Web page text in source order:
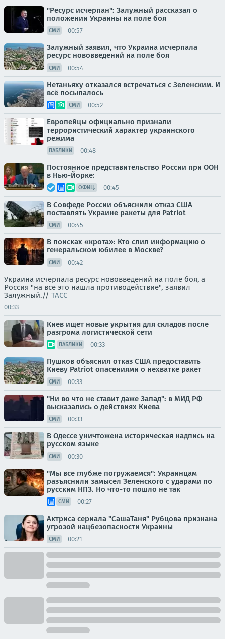
"Ресурс исчерпан": Залужный рассказал о
положении Украины на поле боя
СМИ 00:57
Залужный заявил, что Украина исчерпала
ресурс нововведений на поле боя
СМИ 00:54
Нетаньяху отказался встречаться с Зеленским. И
всё посыпалось
СМИ 00:52
Европейцы официально признали
террористический характер украинского
режима
ПАБЛИКИ 00:48
Постоянное представительство России при ООН
в Нью-Йорке:
ОФИЦ. 00:45
В Совфеде России объяснили отказ США
поставлять Украине ракеты для Patriot
СМИ 00:45
В поисках «крота»: Кто слил информацию о
генеральском юбилее в Москве?
СМИ 00:42
Украина исчерпала ресурс нововведений на поле боя, а
Россия "на все это нашла противодействие", заявил
Залужный.// ТАСС
00:33
Киев ищет новые укрытия для складов после
разгрома логистической сети
ПАБЛИКИ 00:33
Пушков объяснил отказ США предоставить
Киеву Patriot опасениями о нехватке ракет
СМИ 00:33
"Ни во что не ставит даже Запад": в МИД РФ
высказались о действиях Киева
СМИ 00:33
В Одессе уничтожена историческая надпись на
русском языке
СМИ 00:30
"Мы все глубже погружаемся": Украинцам
разъяснили замысел Зеленского с ударами по
русским НПЗ. Но что-то пошло не так
СМИ 00:27
Актриса сериала "СашаТаня" Рубцова признана
угрозой нацбезопасности Украины
СМИ 00:21